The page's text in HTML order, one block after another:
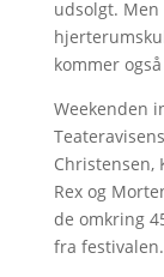
udsolgt.
kommer
Weekenden
Christensen,
Rex og
de omkring
fra festivalen.